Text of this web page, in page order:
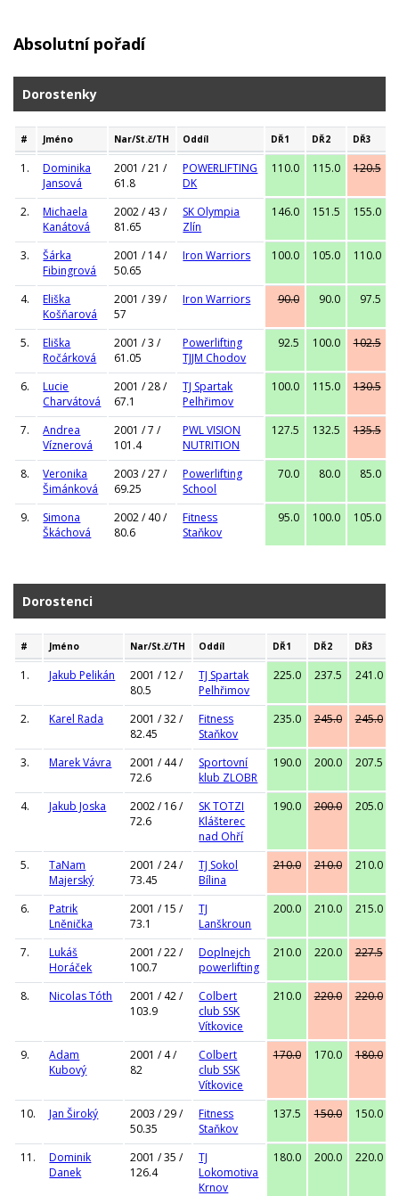
Absolutní pořadí
Dorostenky
# Jméno Nar/St.č/TH Oddíl DŘ1 DŘ2 DŘ3
1.
Dominika
Jansová
2001 / 21 /
61.8
POWERLIFTING
DK
110.0 115.0 120.5
2.
Michaela
Kanátová
2002 / 43 /
81.65
SK Olympia
Zlín
146.0 151.5 155.0
3.
Šárka
Fibingrová
2001 / 14 /
50.65
Iron Warriors 100.0 105.0 110.0
4.
Eliška
Košňarová
2001 / 39 /
57
Iron Warriors 90.0 90.0 97.5
5.
Eliška
Ročárková
2001 / 3 /
61.05
Powerlifting
TJJM Chodov
92.5 100.0 102.5
6.
Lucie
Charvátová
2001 / 28 /
67.1
TJ Spartak
Pelhřimov
100.0 115.0 130.5
7.
Andrea
Víznerová
2001 / 7 /
101.4
PWL VISION
NUTRITION
127.5 132.5 135.5
8.
Veronika
Šimánková
2003 / 27 /
69.25
Powerlifting
School
70.0 80.0 85.0
9.
Simona
Škáchová
2002 / 40 /
80.6
Fitness
Staňkov
95.0 100.0 105.0
Dorostenci
# Jméno Nar/St.č/TH Oddíl DŘ1 DŘ2 DŘ3
1. Jakub Pelikán
2001 / 12 /
80.5
TJ Spartak
Pelhřimov
225.0 237.5 241.0
2. Karel Rada
2001 / 32 /
82.45
Fitness
Staňkov
235.0 245.0 245.0
3. Marek Vávra
2001 / 44 /
72.6
Sportovní
klub ZLOBR
190.0 200.0 207.5
4. Jakub Joska
2002 / 16 /
72.6
SK TOTZI
Klášterec
nad Ohří
190.0 200.0 205.0
5.
TaNam
Majerský
2001 / 24 /
73.45
TJ Sokol
Bílina
210.0 210.0 210.0
6.
Patrik
Lněnička
2001 / 15 /
73.1
TJ
Lanškroun
200.0 210.0 215.0
7.
Lukáš
Horáček
2001 / 22 /
100.7
Doplnejch
powerlifting
210.0 220.0 227.5
8. Nicolas Tóth
2001 / 42 /
103.9
Colbert
club SSK
Vítkovice
210.0 220.0 220.0
9.
Adam
Kubový
2001 / 4 /
82
Colbert
club SSK
Vítkovice
170.0 170.0 180.0
10. Jan Široký
2003 / 29 /
50.35
Fitness
Staňkov
137.5 150.0 150.0
11.
Dominik
Danek
2001 / 35 /
126.4
TJ
Lokomotiva
Krnov
180.0 200.0 220.0